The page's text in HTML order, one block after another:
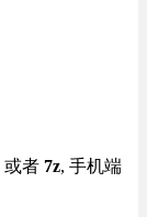
或者 7z, 手机端